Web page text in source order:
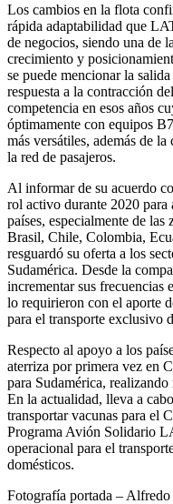
Los cambios en la flota
rápida adaptabilidad que
de negocios, siendo una de
crecimiento y
se puede mencionar la
respuesta a la contracción
competencia en esos años
óptimamente con equipos
más versátiles, además de
la red de pasajeros.
Al informar de su acuerdo
rol activo durante 2020 para
países, especialmente de
Brasil, Chile, Colombia,
resguardó su oferta a los
Sudamérica. Desde la
incrementar sus frecuencias
lo requirieron con el aporte
para el transporte exclusivo
Respecto al apoyo a los
aterriza por primera vez en
para Sudamérica,
En la actualidad, lleva a
transportar vacunas para el
Programa Avión Solidario
operacional para el
domésticos.
Fotografía portada – Alfredo